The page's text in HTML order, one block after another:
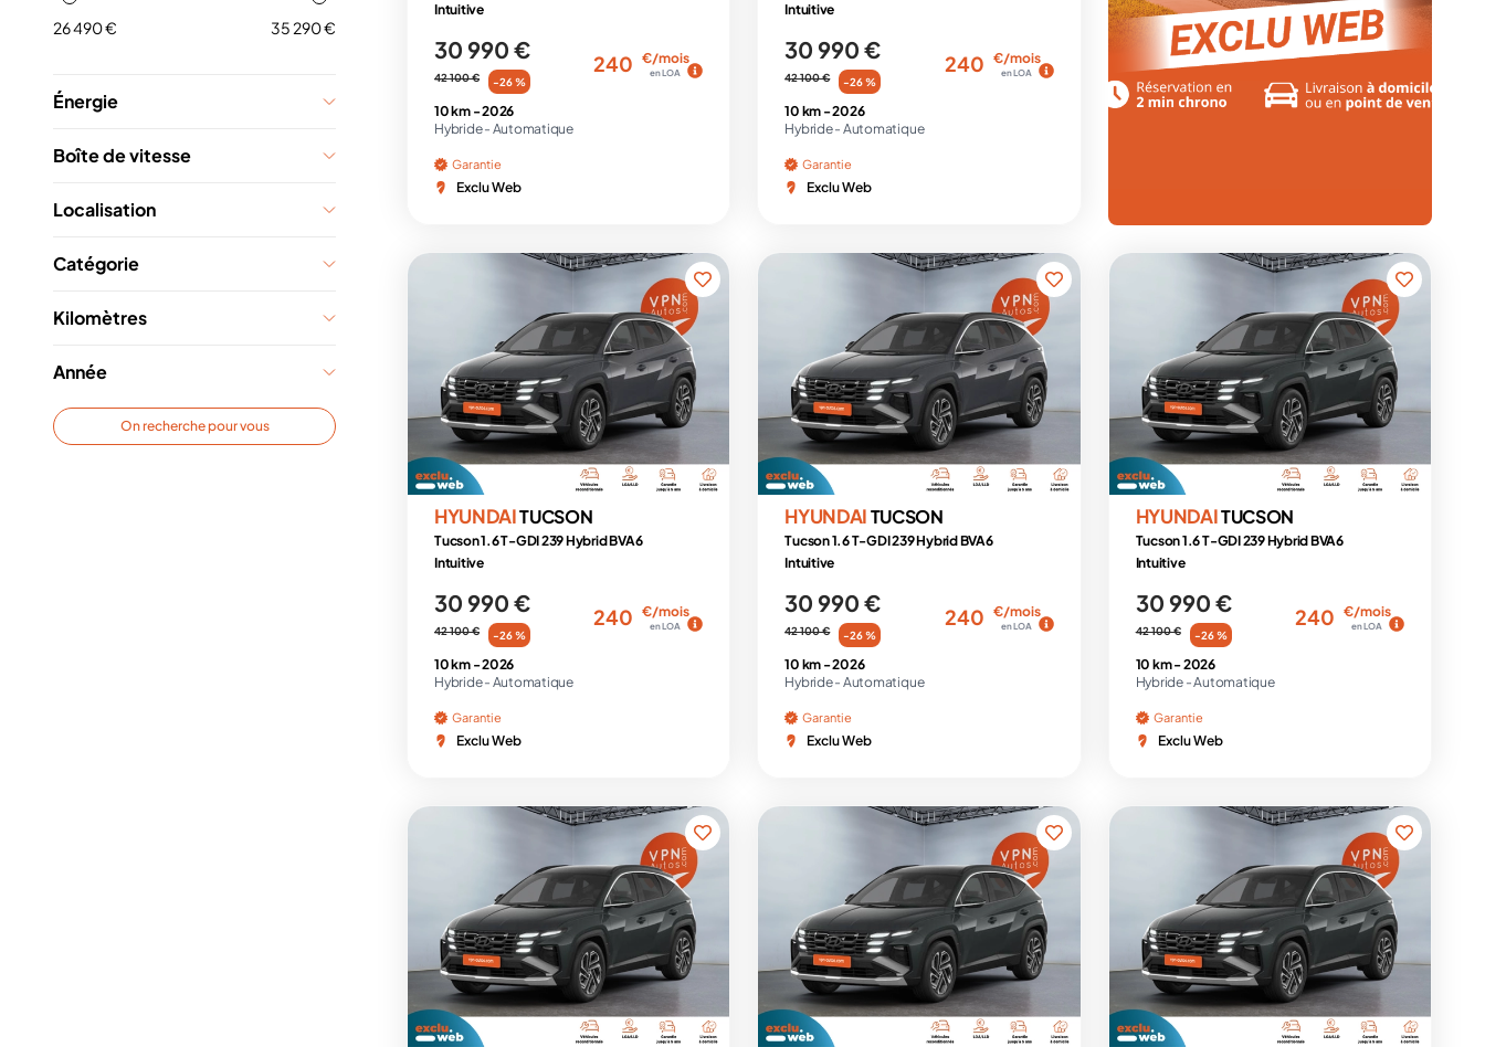
26 490 € 35 290 €
Énergie
Boîte de vitesse
Localisation
Catégorie
Kilomètres
Année
On recherche pour vous
Intuitive
30 990 €
42 100 € -26 %
240 €/mois
en LOA
10 km -2026
Hybride - Automatique
Garantie
Exclu Web
Intuitive
30 990 €
42 100 € -26 %
240 €/mois
en LOA
10 km -2026
Hybride - Automatique
Garantie
Exclu Web
HYUNDAITUCSON
Tucson 1.6 T-GDI 239 Hybrid BVA6
Intuitive
30 990 €
42 100 € -26 %
240 €/mois
en LOA
10 km -2026
Hybride - Automatique
Garantie
Exclu Web
HYUNDAITUCSON
Tucson 1.6 T-GDI 239 Hybrid BVA6
Intuitive
30 990 €
42 100 € -26 %
240 €/mois
en LOA
10 km -2026
Hybride - Automatique
Garantie
Exclu Web
HYUNDAITUCSON
Tucson 1.6 T-GDI 239 Hybrid BVA6
Intuitive
30 990 €
42 100 € -26 %
240 €/mois
en LOA
10 km -2026
Hybride -Automatique
Garantie
Exclu Web